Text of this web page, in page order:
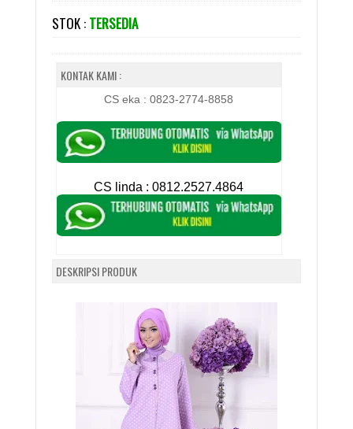
STOK : TERSEDIA
KONTAK KAMI :
CS eka : 0823-2774-8858
CS linda :0812.2527.4864
DESKRIPSI PRODUK